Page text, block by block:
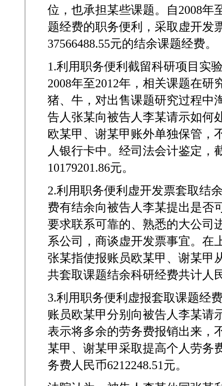
位，也承担某些课题。自2008年
题经费的职务便利，采取虚开发
37566488.55元的结余课题经费。
1.利用职务便利截留科研项目实
2008年至2012年，相关课题在研
猪、牛，对出售课题研究过程中
告人张某向被告人李某请示如何
欧某甲、谢某甲账外单独保管，
人银行卡中。经司法会计鉴定，
10179201.86元。
2.利用职务便利虚开发票套取结
费有结余向被告人李某提出是否
要求联系可靠的、熟悉的大公司
系公司，商谈虚开发票事宜。在
张某指使报账员欧某甲、谢某甲
共套取课题结余科研经费共计人
3.利用职务便利虚报套取课题经
账员欧某甲分别向被告人李某请
表示将多余的劳务费报销出来，
某甲、谢某甲采取提高个人劳务
务费人民币6212248.51元。